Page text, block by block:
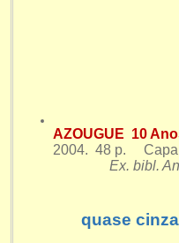
AZOUGUE 10
2004. 48 p. Capa
Ex. bibl.
quase cinza